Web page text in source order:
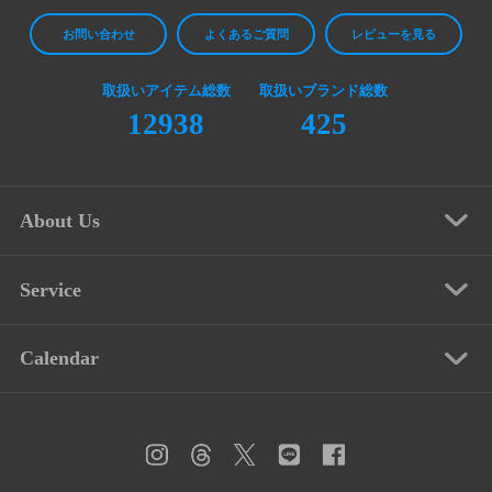
お問い合わせ よくあるご質問 レビューを見る
取扱いアイテム総数
12938
取扱いブランド総数
425
About Us
Service
Calendar